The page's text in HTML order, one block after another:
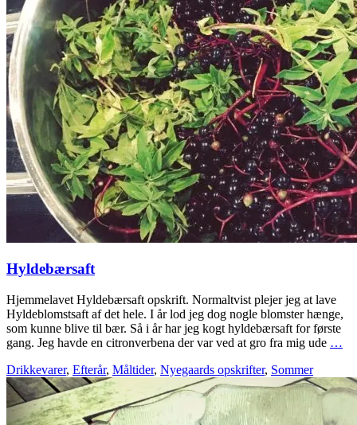
Hyldebærsaft
Hjemmelavet Hyldebærsaft opskrift. Normaltvist plejer jeg at lave
Hyldeblomstsaft af det hele. I år lod jeg dog nogle blomster hænge,
som kunne blive til bær. Så i år har jeg kogt hyldebærsaft for første
gang. Jeg havde en citronverbena der var ved at gro fra mig ude …
Drikkevarer, Efterår, Måltider, Nyegaards opskrifter, Sommer